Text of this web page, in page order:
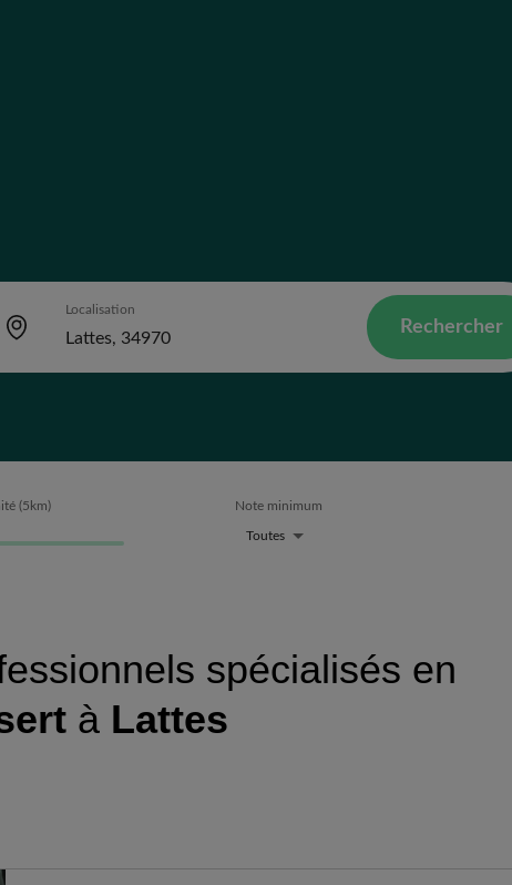
Localisation
Rechercher
(5 km) Note minimum
Toutes
spécialisés en
à Lattes